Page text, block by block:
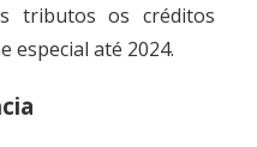
tributos os créditos
especial até 2024.